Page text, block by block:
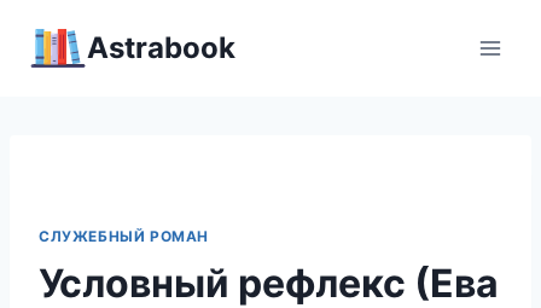
Аstrabook
СЛУЖЕБНЫЙ РОМАН
Условный рефлекс (Ева